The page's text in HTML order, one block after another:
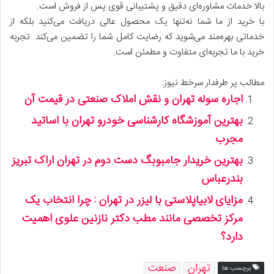
بالا خدمات مشاوره‌ای دقیق و پشتیبانی قوی پس از فروش است.
با خرید از ما شما نه‌تنها یک محصول عالی دریافت می‌کنید بلکه از
خدماتی بهره‌مند می‌شوید که رضایت کامل شما را تضمین می‌کند. تجربه
خرید با ما تجربه‌ای متفاوت و مطمئن است.
مطالب پر طرفدار سرخط نیوز:
اجاره سوله تهران و نقش املاک صنعتی در قیمت آن
بهترین آموزشگاه کارشناسی خودرو تهران با اساتید
مجرب
بهترین خریدار جامبوبگ دست دوم در تهران اراک تبریز
بندرعباس
مزایای لابیاپلاستی با لیزر در تهران : چرا انتخاب یک
مرکز تخصصی مانند مطب دکتر نازنین علوی اهمیت
دارد؟
برچسب ها تهران صنعت